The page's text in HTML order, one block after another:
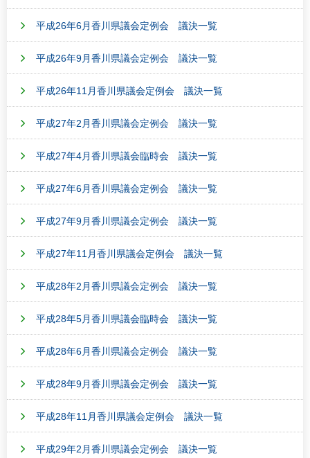
平成26年6月香川県議会定例会 議決一覧
平成26年9月香川県議会定例会 議決一覧
平成26年11月香川県議会定例会 議決一覧
平成27年2月香川県議会定例会 議決一覧
平成27年4月香川県議会臨時会 議決一覧
平成27年6月香川県議会定例会 議決一覧
平成27年9月香川県議会定例会 議決一覧
平成27年11月香川県議会定例会 議決一覧
平成28年2月香川県議会定例会 議決一覧
平成28年5月香川県議会臨時会 議決一覧
平成28年6月香川県議会定例会 議決一覧
平成28年9月香川県議会定例会 議決一覧
平成28年11月香川県議会定例会 議決一覧
平成29年2月香川県議会定例会 議決一覧